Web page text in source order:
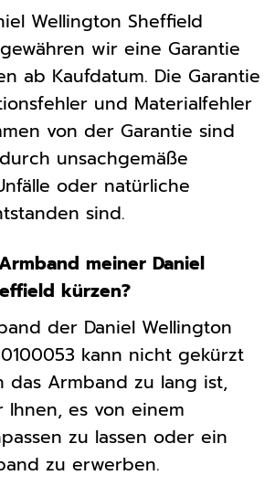
Wellington Sheffield
wir eine Garantie
ab Kaufdatum. Die Garantie
und Materialfehler
von der Garantie sind
unsachgemäße
oder natürliche
sind.
meiner Daniel
kürzen?
der Daniel Wellington
kann nicht gekürzt
das Armband zu lang ist,
es von einem
zu lassen oder ein
zu erwerben.